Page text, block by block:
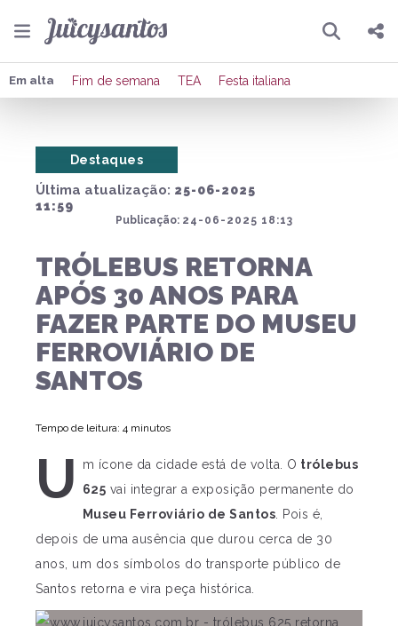
Pesquisar
Compartilhar
Em alta Fim de semana TEA Festa italiana
Última atualização: 25-06-2025
11:59
Publicação: 24-06-2025 18:13
Destaques
TRÓLEBUS RETORNA
APÓS 30 ANOS PARA
FAZER PARTE DO MUSEU
FERROVIÁRIO DE
SANTOS
Tempo de leitura: 4 minutos
U m ícone da cidade está de volta. O trólebus
625 vai integrar a exposição permanente do
Museu Ferroviário de Santos . Pois é,
depois de uma ausência que durou cerca de 30
anos, um dos símbolos do transporte público de
Santos retorna e vira peça histórica.